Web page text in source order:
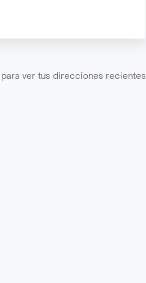
para ver tus direcciones recientes